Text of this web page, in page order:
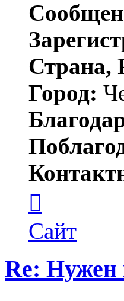
Страна,
Город:
пользователя
21224
Сайт
Re: Нужен